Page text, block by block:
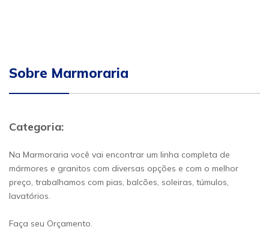
Sobre Marmoraria
Categoria:
Na Marmoraria você vai encontrar um linha completa de
mármores e granitos com diversas opções e com o melhor
preço, trabalhamos com pias, balcões, soleiras, túmulos,
lavatórios.
Faça seu Orçamento.